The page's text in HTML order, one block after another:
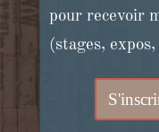
pour recevoir
(stages,